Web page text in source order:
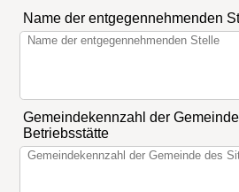
Name der entgegennehmenden
Gemeindekennzahl der
Betriebsstätte